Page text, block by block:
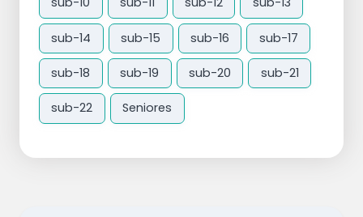
sub-14 sub-15 sub-16 sub-17
sub-18 sub-19 sub-20 sub-21
sub-22 Seniores